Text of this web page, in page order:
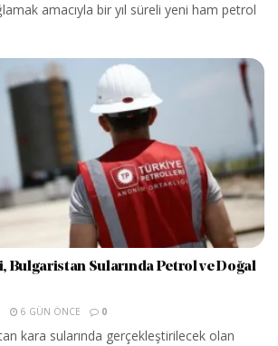
amacıyla bir yıl süreli yeni ham petrol
Bulgaristan Sularında Petrol ve Doğal
6 GÜN ÖNCE 0
kara sularında gerçekleştirilecek olan